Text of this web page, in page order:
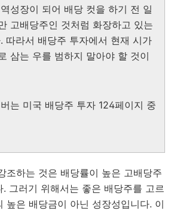
성장이 되어 배당 컷을 하기 전 일
고배당주인 것처럼 화장하고 있는
따라서 배당주 투자에서 현재 시가
삼는 우를 범하지 말아야 할 것이
는 미국 배당주 투자 124페이지 중
조하는 것은 배당률이 높은 고배당주
그러기 위해서는 좋은 배당주를 고르
높은 배당금이 아닌 성장성입니다. 이